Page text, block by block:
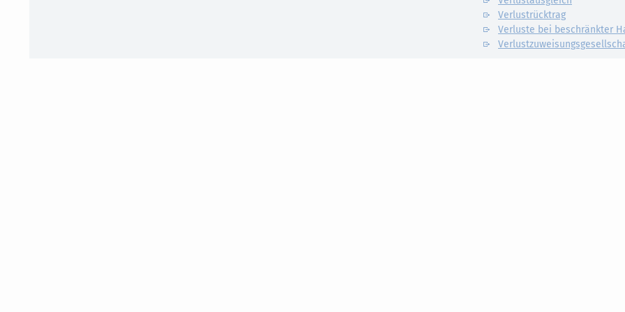
Verlustrücktrag
Verluste bei beschränkter